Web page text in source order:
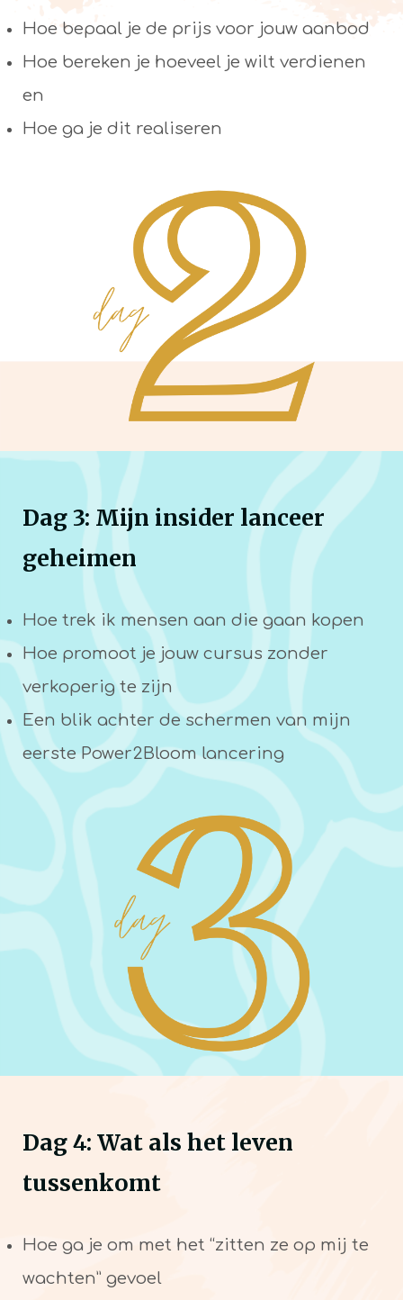
Hoe bepaal je de prijs voor jouw aanbod
Hoe bereken je hoeveel je wilt verdienen
en
Hoe ga je dit realiseren
Dag 3: Mijn insider lanceer
geheimen
Hoe trek ik mensen aan die gaan kopen
Hoe promoot je jouw cursus zonder
verkoperig te zijn
Een blik achter de schermen van mijn
eerste Power2Bloom lancering
Dag 4: Wat als het leven
tussenkomt
Hoe ga je om met het “zitten ze op mij te
wachten” gevoel